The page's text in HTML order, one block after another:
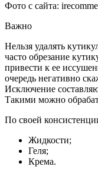
Фото с сайта:
Важно
Нельзя удалять
часто обрезание
привести к ее
очередь негативно
Исключение
Такими можно
По своей
Жидкости;
Геля;
Крема.